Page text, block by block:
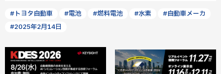
#トヨタ自動車 #電池 #燃料電池 #水素
#自動車メーカ
#2025年2月14日